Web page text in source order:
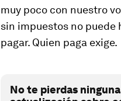
muy poco con nuestro
sin impuestos no puede
pagar. Quien paga exige.
No te pierdas ninguna